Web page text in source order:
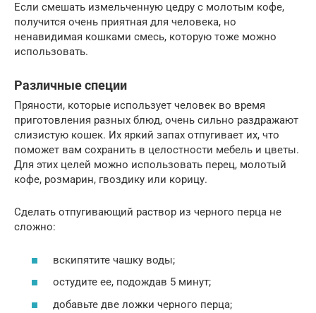
Если смешать измельченную цедру с молотым кофе,
получится очень приятная для человека, но
ненавидимая кошками смесь, которую тоже можно
использовать.
Различные специи
Пряности, которые использует человек во время
приготовления разных блюд, очень сильно раздражают
слизистую кошек. Их яркий запах отпугивает их, что
поможет вам сохранить в целостности мебель и цветы.
Для этих целей можно использовать перец, молотый
кофе, розмарин, гвоздику или корицу.
Сделать отпугивающий раствор из черного перца не
сложно:
вскипятите чашку воды;
остудите ее, подождав 5 минут;
добавьте две ложки черного перца;